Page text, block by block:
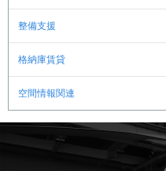
整備支援
格納庫賃貸
空間情報関連